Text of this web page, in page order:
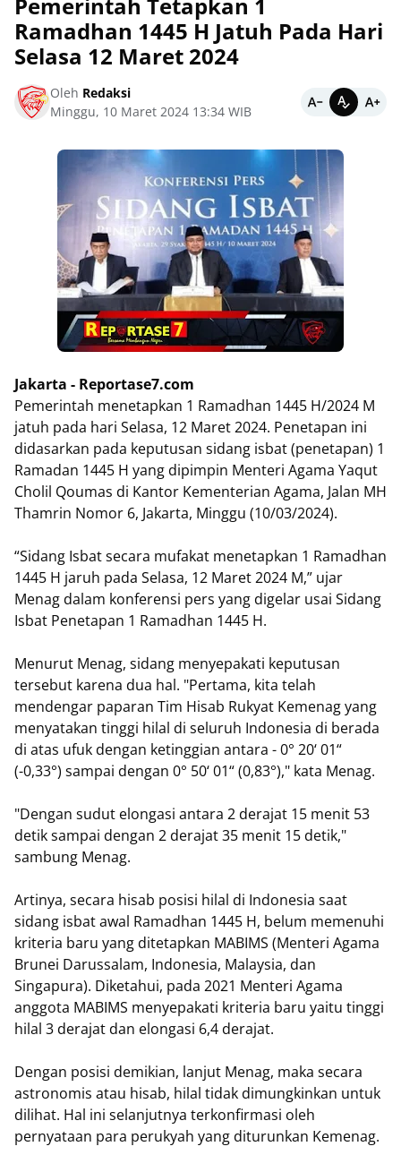
Ramadhan 1445 H Jatuh Pada Hari
Selasa 12 Maret 2024
Oleh Redaksi
Minggu, 10 Maret 2024 13:34 WIB
Jakarta - Reportase7.com
Pemerintah menetapkan 1 Ramadhan 1445 H/2024 M
jatuh pada hari Selasa, 12 Maret 2024. Penetapan ini
didasarkan pada keputusan sidang isbat (penetapan) 1
Ramadan 1445 H yang dipimpin Menteri Agama Yaqut
Cholil Qoumas di Kantor Kementerian Agama, Jalan MH
Thamrin Nomor 6, Jakarta, Minggu (10/03/2024).
“Sidang Isbat secara mufakat menetapkan 1 Ramadhan
1445 H jaruh pada Selasa, 12 Maret 2024 M,” ujar
Menag dalam konferensi pers yang digelar usai Sidang
Isbat Penetapan 1 Ramadhan 1445 H.
Menurut Menag, sidang menyepakati keputusan
tersebut karena dua hal. "Pertama, kita telah
mendengar paparan Tim Hisab Rukyat Kemenag yang
menyatakan tinggi hilal di seluruh Indonesia di berada
di atas ufuk dengan ketinggian antara - 0° 20‘ 01“
(-0,33°) sampai dengan 0° 50‘ 01“ (0,83°)," kata Menag.
"Dengan sudut elongasi antara 2 derajat 15 menit 53
detik sampai dengan 2 derajat 35 menit 15 detik,"
sambung Menag.
Artinya, secara hisab posisi hilal di Indonesia saat
sidang isbat awal Ramadhan 1445 H, belum memenuhi
kriteria baru yang ditetapkan MABIMS (Menteri Agama
Brunei Darussalam, Indonesia, Malaysia, dan
Singapura). Diketahui, pada 2021 Menteri Agama
anggota MABIMS menyepakati kriteria baru yaitu tinggi
hilal 3 derajat dan elongasi 6,4 derajat.
Dengan posisi demikian, lanjut Menag, maka secara
astronomis atau hisab, hilal tidak dimungkinkan untuk
dilihat. Hal ini selanjutnya terkonfirmasi oleh
pernyataan para perukyah yang diturunkan Kemenag.